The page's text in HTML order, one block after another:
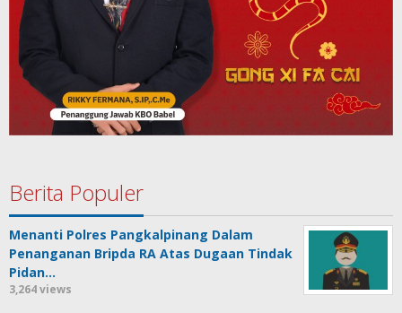
Berita Populer
Menanti Polres Pangkalpinang Dalam
Penanganan Bripda RA Atas Dugaan Tindak
Pidan…
3,264 views